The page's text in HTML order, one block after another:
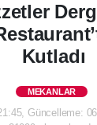
Kutladı
MEKANLAR
Güncelleme: